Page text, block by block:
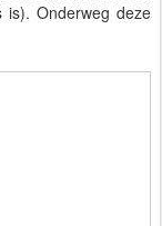
Onderweg deze